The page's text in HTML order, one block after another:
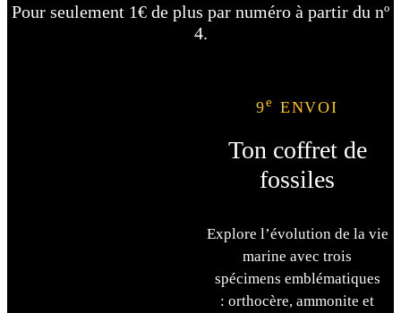
Pour seulement 1€ de plus par numéro à partir du nº
4.
9e ENVOI
Ton coffret de
fossiles
Explore l’évolution de la vie
marine avec trois
spécimens emblématiques
: orthocère, ammonite et